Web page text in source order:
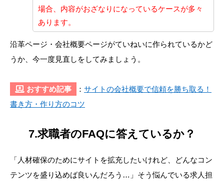
場合、内容がおざなりになっているケースが多々
あります。
沿革ページ・会社概要ページがていねいに作られているかど
うか、今一度見直しをしてみましょう。
おすすめ記事 ： サイトの会社概要で信頼を勝ち取る！
書き方・作り方のコツ
7.求職者のFAQに答えているか？
「人材確保のためにサイトを拡充したいけれど、どんなコン
テンツを盛り込めば良いんだろう…」そう悩んでいる求人担